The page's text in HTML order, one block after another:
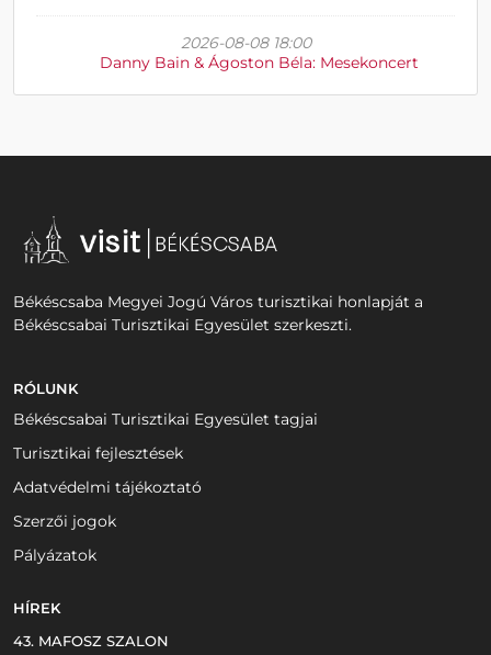
2026-08-08 18:00
Danny Bain & Ágoston Béla: Mesekoncert
Békéscsaba Megyei Jogú Város turisztikai honlapját a
Békéscsabai Turisztikai Egyesület szerkeszti.
RÓLUNK
Békéscsabai Turisztikai Egyesület tagjai
Turisztikai fejlesztések
Adatvédelmi tájékoztató
Szerzői jogok
Pályázatok
HÍREK
43. MAFOSZ SZALON